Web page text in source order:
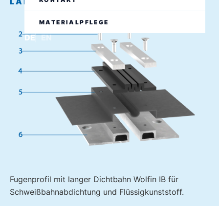
MATERIALPFLEGE
DE EN
Fugenprofil mit langer Dichtbahn Wolfin IB für
Schweißbahnabdichtung und Flüssigkunststoff.